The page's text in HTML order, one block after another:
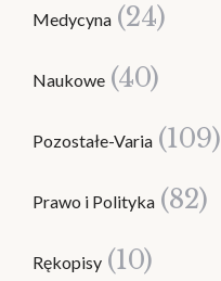
Medycyna (24)
Naukowe (40)
Pozostałe-Varia (109)
Prawo i Polityka (82)
Rękopisy (10)